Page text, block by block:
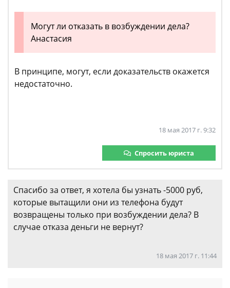
Могут ли отказать в возбуждении дела?
Анастасия
В принципе, могут, если доказательств окажется
недостаточно.
18 мая 2017 г. 9:32
Спросить юриста
Спасибо за ответ, я хотела бы узнать -5000 руб,
которые вытащили они из телефона будут
возвращены только при возбуждении дела? В
случае отказа деньги не вернут?
18 мая 2017 г. 11:44